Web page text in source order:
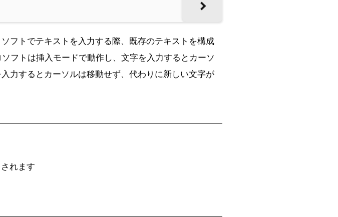
フトでテキストを入力する際、既存のテキストを構成
フトは挿入モードで動作し、文字を入力するとカーソ
力するとカーソルは移動せず、代わりに新しい文字が
れます